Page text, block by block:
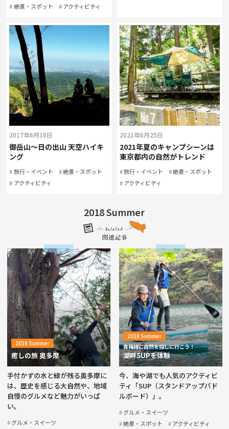
絶景・スポット
アクティビティ
2017年6月18日
御岳山～日の出山 天空ハイキ
ング
旅行・イベント
絶景・スポット
アクティビティ
2021年6月25日
2021年夏のキャンプシーンは
東京都内の自然がトレンド
旅行・イベント
絶景・スポット
アクティビティ
2018 Summer
2018 Summer
癒しの旅 奥多摩
手付かずの水と緑が残る奥多摩に
は、歴史を感じる大自然や、地域
自慢のグルメなど魅力がいっぱ
い。
グルメ・スイーツ
2018 Summer
青梅線に自然を探しに行こう！
湖畔SUPを体験
今、海や湖でも人気のアクティビ
ティ「SUP（スタンドアップパド
ルボード）」。
グルメ・スイーツ
絶景・スポット
アクティビティ